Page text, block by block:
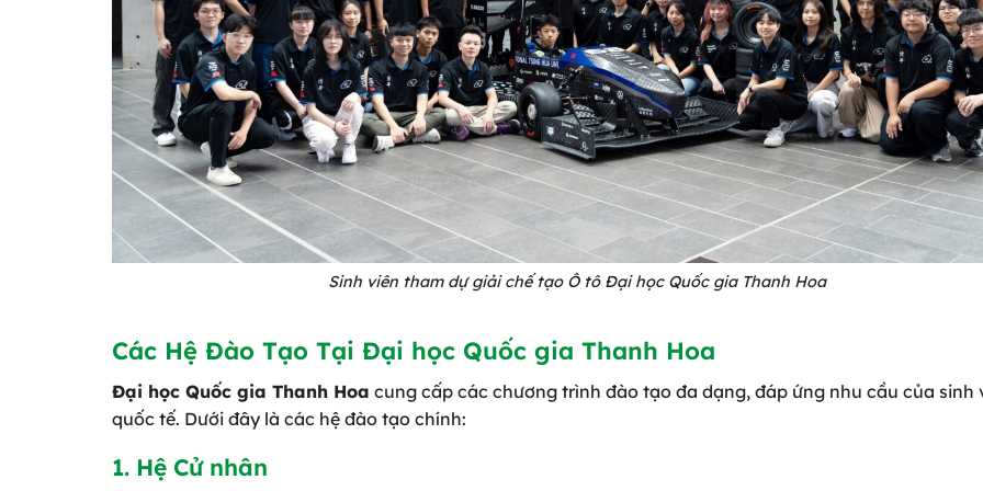
Sinh viên tham dự giải chế tạo Ô tô Đại học Quốc gia Thanh Hoa
Các Hệ Đào Tạo Tại Đại học Quốc gia Thanh Hoa
Đại học Quốc gia Thanh Hoa cung cấp các chương trình đào tạo đa dạng, đáp ứng nhu cầu của sinh
quốc tế. Dưới đây là các hệ đào tạo chính:
1. Hệ Cử nhân